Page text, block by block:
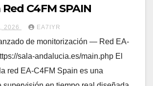
Red C4FM SPAIN
2026 EA7IYR
de monitorización — Red EA-
sala-andalucia.es/main.php El
red EA-C4FM Spain es una